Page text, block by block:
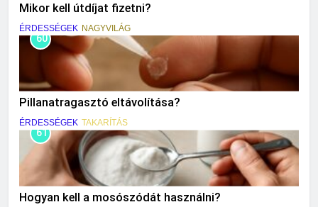
Mikor kell útdíjat fizetni?
ÉRDESSÉGEK NAGYVILÁG
60
Pillanatragasztó eltávolítása?
ÉRDESSÉGEK TAKARÍTÁS
61
Hogyan kell a mosószódát használni?